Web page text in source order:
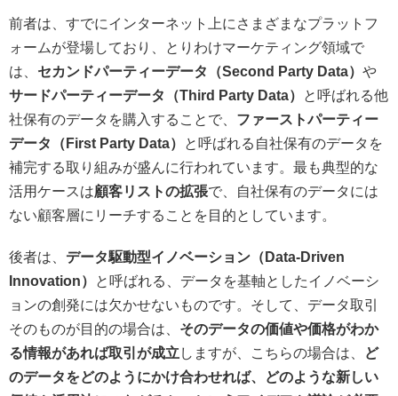
前者は、すでにインターネット上にさまざまなプラットフ
ォームが登場しており、とりわけマーケティング領域で
は、 セカンドパーティーデータ（Second Party Data） や
サードパーティーデータ（Third Party Data）
と呼ばれる他
社保有のデータを購入することで、 ファーストパーティー
データ（First Party Data）
と呼ばれる自社保有のデータを
補完する取り組みが盛んに行われています。最も典型的な
活用ケースは顧客リストの拡張で、自社保有のデータには
ない顧客層にリーチすることを目的としています。
後者は、 データ駆動型イノベーション（Data-Driven
Innovation）
と呼ばれる、データを基軸としたイノベーシ
ョンの創発には欠かせないものです。そして、データ取引
そのものが目的の場合は、 そのデータの価値や価格がわか
る情報があれば取引が成立 しますが、こちらの場合は、
ど
のデータをどのようにかけ合わせれば、どのような新しい